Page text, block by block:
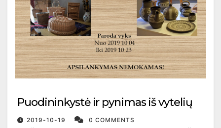
Puodininkystė ir pynimas iš vytelių
2019-10-19 0 COMMENTS